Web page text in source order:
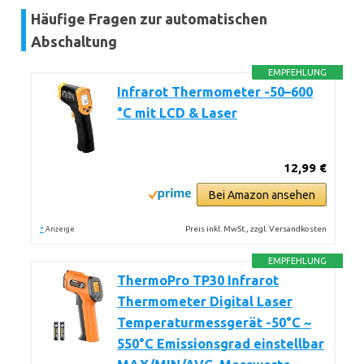
Häufige Fragen zur automatischen
Abschaltung
EMPFEHLUNG
Infrarot Thermometer -50–600
°C mit LCD & Laser
12,99 €
Bei Amazon ansehen
* Anzeige Preis inkl. MwSt., zzgl. Versandkosten
EMPFEHLUNG
ThermoPro TP30 Infrarot
Thermometer Digital Laser
Temperaturmessgerät -50°C ~
550°C Emissionsgrad einstellbar